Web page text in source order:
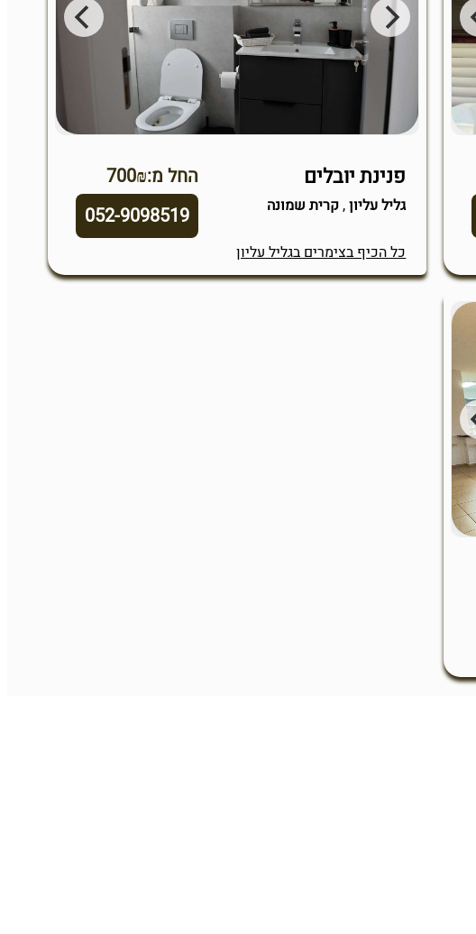
פנינת יובלים החל מ:700₪
גליל עליון,קרית שמונה 052-9098519
כל הכיף בצימרים בגליל עליון